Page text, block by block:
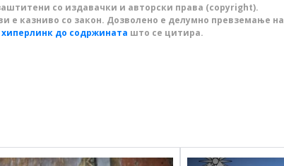
со издавачки и авторски права (copyright).
е казниво со закон. Дозволено е делумно превземање на
хиперлинк до содржината што се цитира.